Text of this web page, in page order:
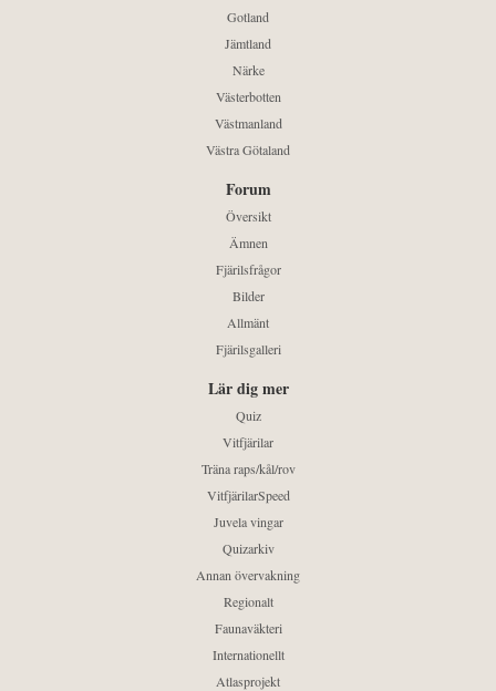
Gotland
Jämtland
Närke
Västerbotten
Västmanland
Västra Götaland
Forum
Översikt
Ämnen
Fjärilsfrågor
Bilder
Allmänt
Fjärilsgalleri
Lär dig mer
Quiz
Vitfjärilar
Träna raps/kål/rov
VitfjärilarSpeed
Juvela vingar
Quizarkiv
Annan övervakning
Regionalt
Faunaväkteri
Internationellt
Atlasprojekt